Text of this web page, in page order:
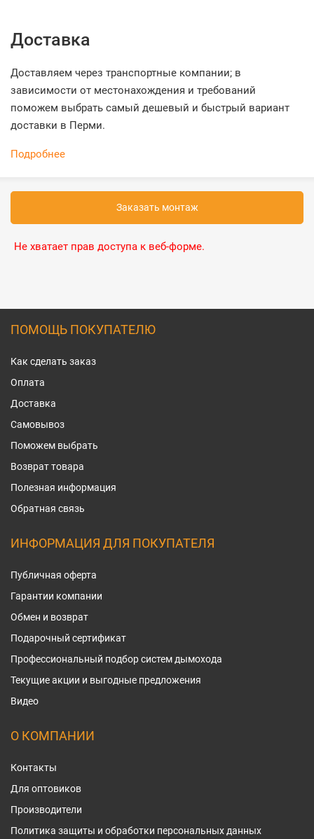
Доставка
Доставляем через транспортные компании; в
зависимости от местонахождения и требований
поможем выбрать самый дешевый и быстрый вариант
доставки в Перми.
Подробнее
Заказать монтаж
Не хватает прав доступа к веб-форме.
ПОМОЩЬ ПОКУПАТЕЛЮ
Как сделать заказ
Оплата
Доставка
Самовывоз
Поможем выбрать
Возврат товара
Полезная информация
Обратная связь
ИНФОРМАЦИЯ ДЛЯ ПОКУПАТЕЛЯ
Публичная оферта
Гарантии компании
Обмен и возврат
Подарочный сертификат
Профессиональный подбор систем дымохода
Текущие акции и выгодные предложения
Видео
О КОМПАНИИ
Контакты
Для оптовиков
Производители
Политика защиты и обработки персональных данных